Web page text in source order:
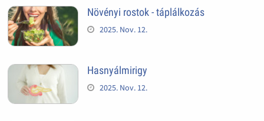
Növényi rostok - táplálkozás
2025. Nov. 12.
Hasnyálmirigy
2025. Nov. 12.